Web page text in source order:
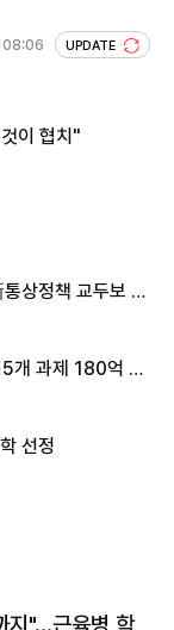
UPDATE
이 협치"
상정책 교두보 활
개 과제 180억 지
선정